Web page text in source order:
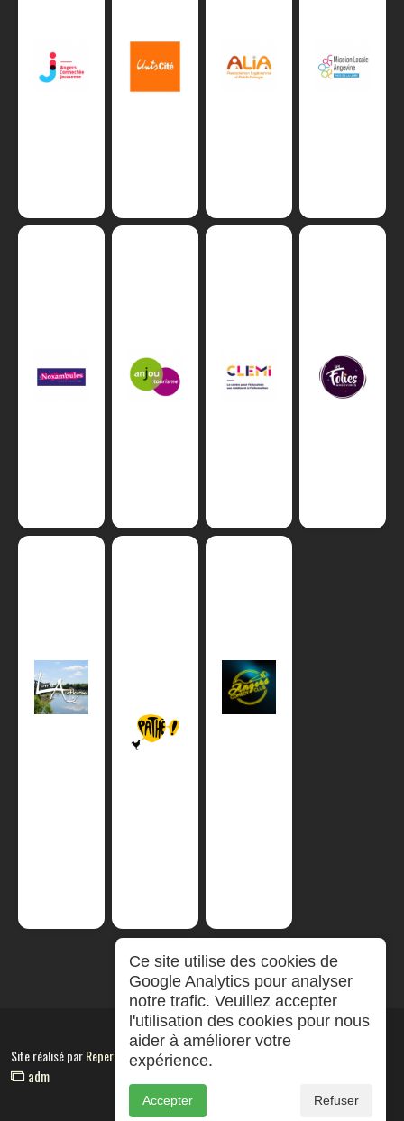
Site réalisé parRepereCom
adm
Ce site utilise des cookies de
Google Analytics pour analyser
notre trafic. Veuillez accepter
l'utilisation des cookies pour nous
aider à améliorer votre
expérience.
Accepter Refuser